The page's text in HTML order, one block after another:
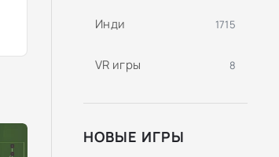
Инди 1715
VR игры 8
НОВЫЕ ИГРЫ